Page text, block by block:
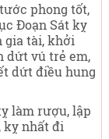
phong tốt,
Đoạn Sát kỵ
gia tài, khởi
dứt vú trẻ em,
dứt điều hung
làm rượu, lập
kỵ nhất đi